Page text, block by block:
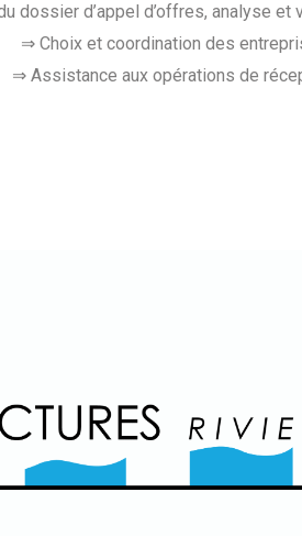
dossier d’appel d’offres, analyse
⇒ Choix et coordination des
⇒ Assistance aux opérations de